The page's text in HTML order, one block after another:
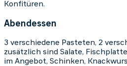
Konfitüren.
Abendessen
3 verschiedene Pasteten, 2
zusätzlich sind Salate,
im Angebot, Schinken,